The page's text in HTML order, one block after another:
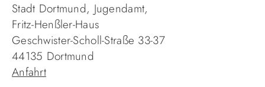
Stadt Dortmund, Jugendamt,
Fritz-Henßler-Haus
Geschwister-Scholl-Straße 33-37
44135 Dortmund
Anfahrt